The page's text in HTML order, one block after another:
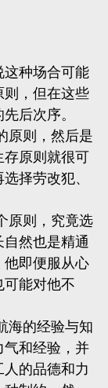
这种场合可能
则，但在这些
后次序。
原则，然后是
存原则就很可
择劳改犯、
原则，究竟选
然也是精通
他即便服从心
可能对他不
海的经验与知
气和经验，并
人的品德和力